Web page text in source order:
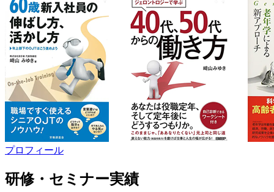
プロフィール
研修・セミナー実績